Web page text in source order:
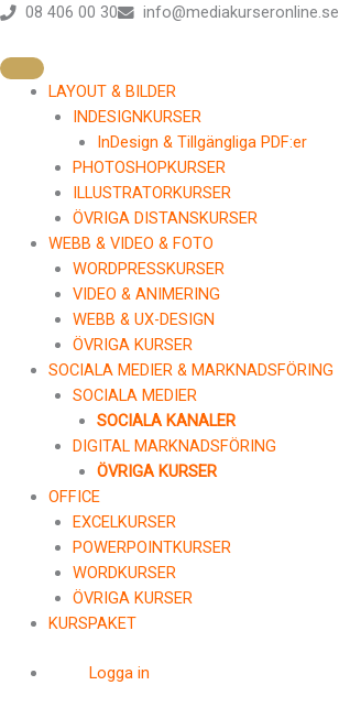
Hoppa
innehåll
08 406 00 30 info@mediakurseronline.se
LAYOUT & BILDER
INDESIGNKURSER
InDesign & Tillgängliga PDF:er
PHOTOSHOPKURSER
ILLUSTRATORKURSER
ÖVRIGA DISTANSKURSER
WEBB & VIDEO & FOTO
WORDPRESSKURSER
VIDEO & ANIMERING
WEBB & UX-DESIGN
ÖVRIGA KURSER
SOCIALA MEDIER & MARKNADSFÖRING
SOCIALA MEDIER
SOCIALA KANALER
DIGITAL MARKNADSFÖRING
ÖVRIGA KURSER
OFFICE
EXCELKURSER
POWERPOINTKURSER
WORDKURSER
ÖVRIGA KURSER
KURSPAKET
Logga in